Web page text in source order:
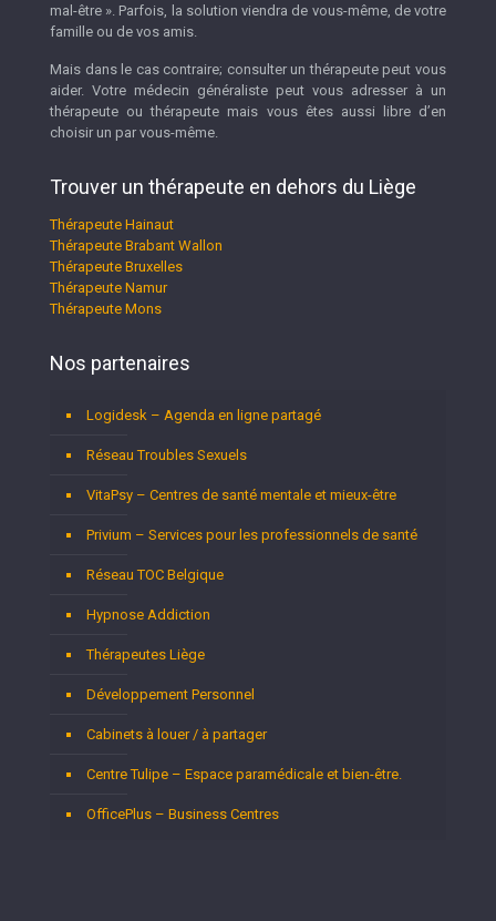
mal-être ». Parfois, la solution viendra de vous-même, de votre
famille ou de vos amis.
Mais dans le cas contraire; consulter un thérapeute peut vous
aider. Votre médecin généraliste peut vous adresser à un
thérapeute ou thérapeute mais vous êtes aussi libre d’en
choisir un par vous-même.
Trouver un thérapeute en dehors du Liège
Thérapeute Hainaut
Thérapeute Brabant Wallon
Thérapeute Bruxelles
Thérapeute Namur
Thérapeute Mons
Nos partenaires
Logidesk – Agenda en ligne partagé
Réseau Troubles Sexuels
VitaPsy – Centres de santé mentale et mieux-être
Privium – Services pour les professionnels de santé
Réseau TOC Belgique
Hypnose Addiction
Thérapeutes Liège
Développement Personnel
Cabinets à louer / à partager
Centre Tulipe – Espace paramédicale et bien-être.
OfficePlus – Business Centres